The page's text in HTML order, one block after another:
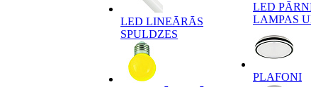
LED LINEĀRĀS
SPULDZES
LED
LAMPAS
PLAFONI